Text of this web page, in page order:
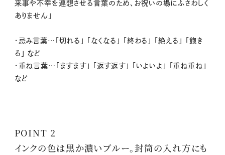
来事や不幸を連想させる言葉のため、お祝いの場にふさわしく
ありません」
・忌み言葉…「切れる」 「なくなる」 「終わる」 「絶える」 「飽き
る」 など
・重ね言葉…「ますます」 「返す返す」 「いよいよ」 「重ね重ね」
など
POINT 2
インクの色は黒か濃いブルー。封筒の入れ方にも